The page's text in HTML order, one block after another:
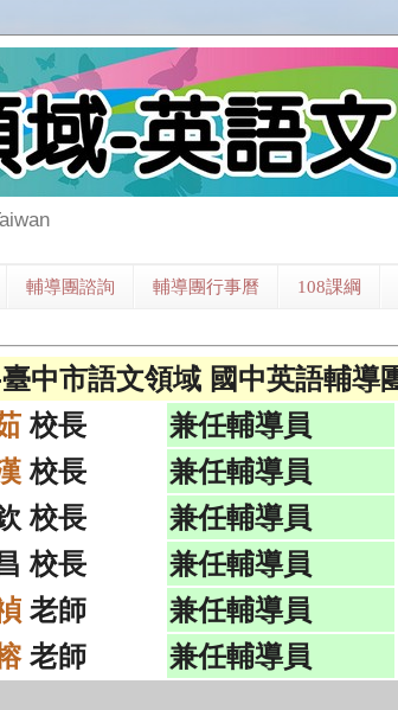
輔導團諮詢 輔導團行事曆 108課綱
中市語文領域 國中英語輔導
校長 兼任輔導員
校長 兼任輔導員
校長 兼任輔導員
校長 兼任輔導員
老師 兼任輔導員
老師 兼任輔導員